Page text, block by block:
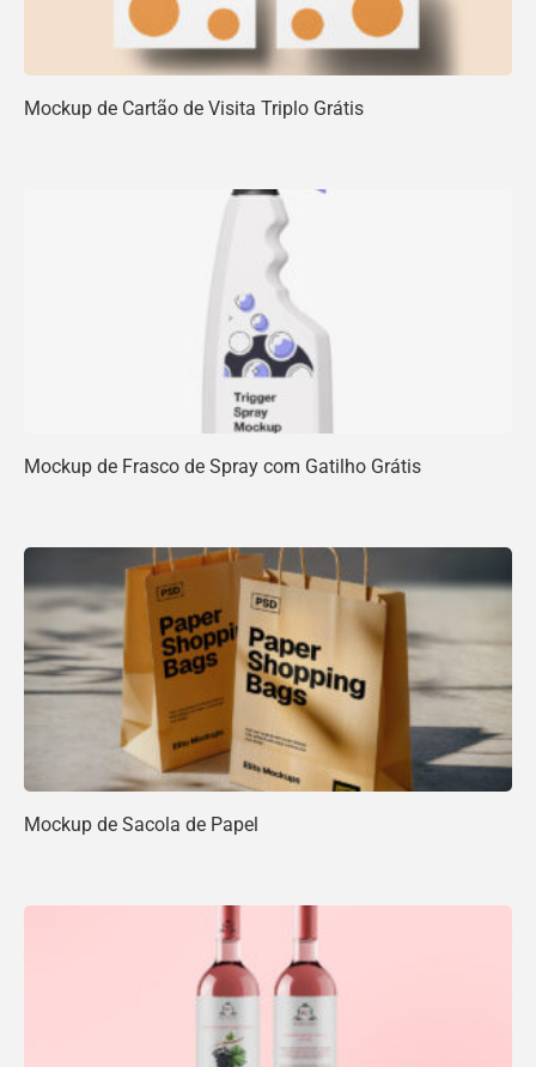
Mockup de Cartão de Visita Triplo Grátis
Mockup de Frasco de Spray com Gatilho Grátis
Mockup de Sacola de Papel